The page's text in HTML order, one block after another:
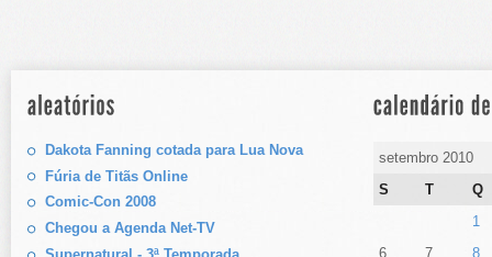
Dakota Fanning cotada para Lua Nova
Fúria de Titãs Online
Comic-Con 2008
Chegou a Agenda Net-TV
setembro 2010
S
T Q
1
6
7
8